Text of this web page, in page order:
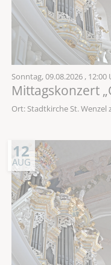
Sonntag,09.08.2026 , 12:00
Mittagskonzert
Ort: Stadtkirche St. Wenzel
12
AUG